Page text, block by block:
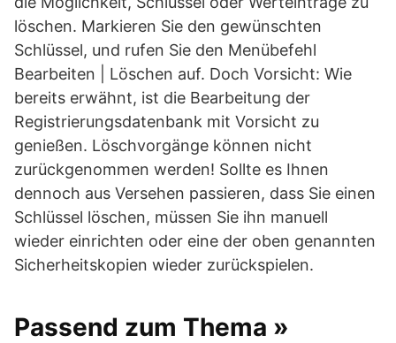
löschen. Markieren Sie den gewünschten
Schlüssel, und rufen Sie den Menübefehl
Bearbeiten | Löschen auf. Doch Vorsicht: Wie
bereits erwähnt, ist die Bearbeitung der
Registrierungsdatenbank mit Vorsicht zu
genießen. Löschvorgänge können nicht
zurückgenommen werden! Sollte es Ihnen
dennoch aus Versehen passieren, dass Sie einen
Schlüssel löschen, müssen Sie ihn manuell
wieder einrichten oder eine der oben genannten
Sicherheitskopien wieder zurückspielen.
Passend zum Thema »